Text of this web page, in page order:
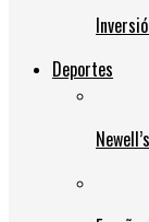
Deportes